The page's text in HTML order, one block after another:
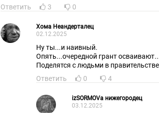
Ответить
3 0
Хома Неандерталец
02.12.2025
Ну ты...и наивный.
Опять...очередной грант
Поделятся с людьми в
Ответить
0 4
izSORMOVa нижегородец
03.12.2025